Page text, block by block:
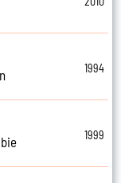
1994
1999